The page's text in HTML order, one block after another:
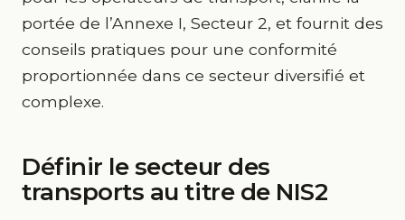
portée de l’Annexe I, Secteur 2, et fournit des
conseils pratiques pour une conformité
proportionnée dans ce secteur diversifié et
complexe.
Définir le secteur des
transports au titre de NIS2